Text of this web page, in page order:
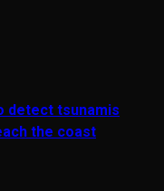
detect tsunamis
the coast